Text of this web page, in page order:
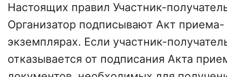
Настоящих правил Участник-
Организатор подписывают Акт приема-
экземплярах. Если участник-
отказывается от подписания Акта